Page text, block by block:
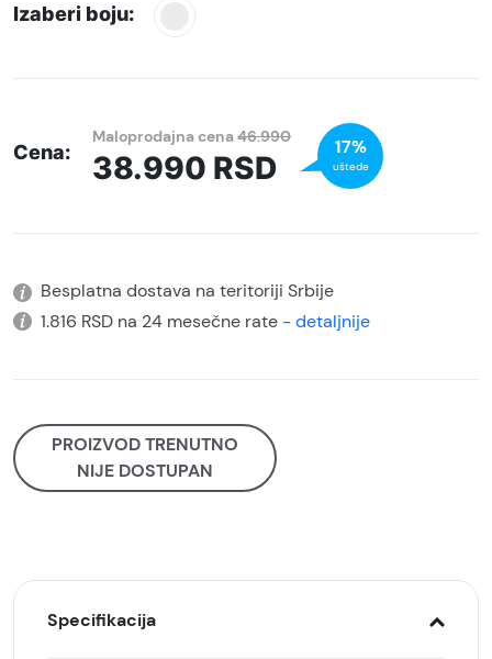
Izaberi boju:
Cena:
Maloprodajna cena46.990
38.990 RSD
17%
uštede
Besplatna dostava na teritoriji Srbije
1.816 RSD na 24 mesečne rate - detaljnije
PROIZVOD TRENUTNO
NIJE DOSTUPAN
Specifikacija